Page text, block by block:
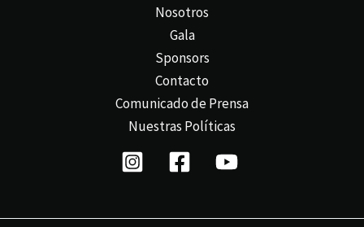
Nosotros
Gala
Sponsors
Contacto
Comunicado de Prensa
Nuestras Políticas